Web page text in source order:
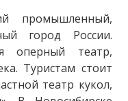
промышленный,
город России.
оперный театр,
Туристам стоит
театр кукол,